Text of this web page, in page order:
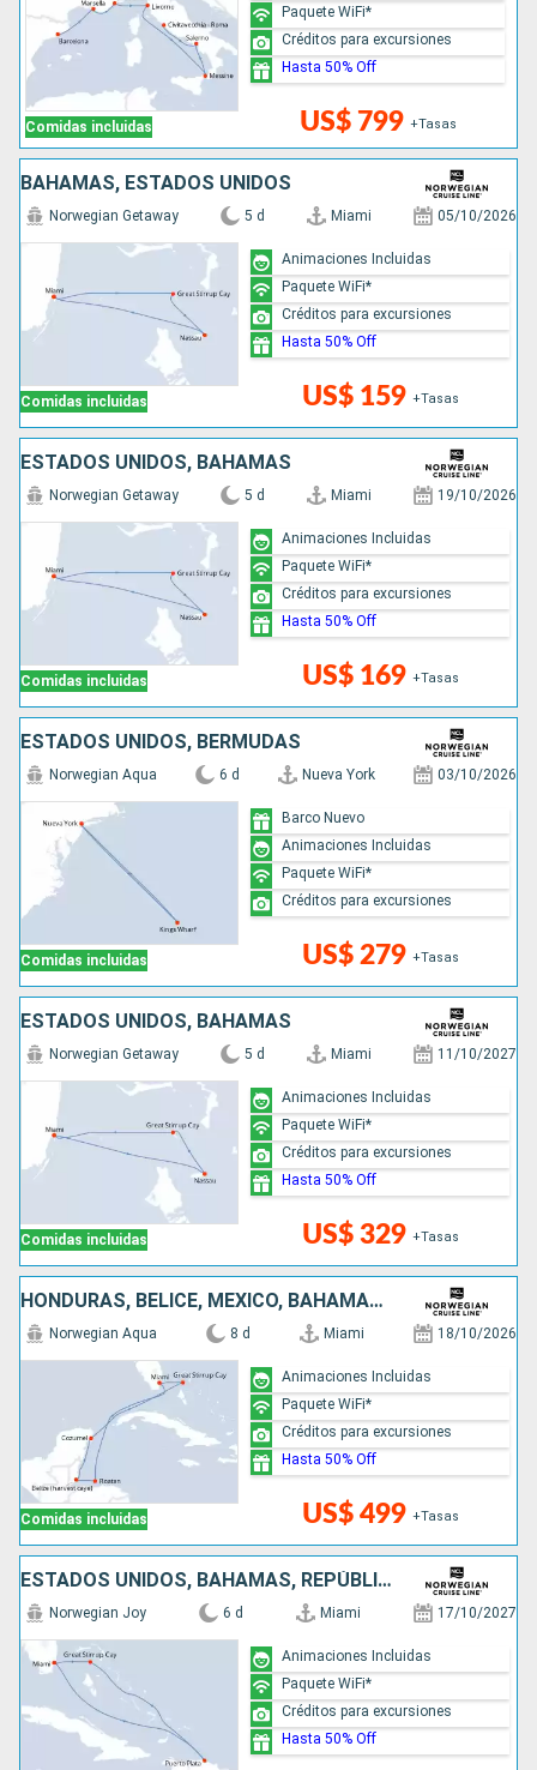
Comidas incluidas US$ 799 +Tasas
Paquete WiFi*
Créditos para excursiones
Hasta 50% Off
BAHAMAS, ESTADOS UNIDOS
Comidas incluidas
Norwegian Getaway 5 d Miami 05/10/2026
US$ 159 +Tasas
Animaciones Incluidas
Paquete WiFi*
Créditos para excursiones
Hasta 50% Off
ESTADOS UNIDOS, BAHAMAS
Comidas incluidas
Norwegian Getaway 5 d Miami 19/10/2026
US$ 169 +Tasas
Animaciones Incluidas
Paquete WiFi*
Créditos para excursiones
Hasta 50% Off
ESTADOS UNIDOS, BERMUDAS
Comidas incluidas
Norwegian Aqua 6 d Nueva York 03/10/2026
US$ 279 +Tasas
Barco Nuevo
Animaciones Incluidas
Paquete WiFi*
Créditos para excursiones
ESTADOS UNIDOS, BAHAMAS
Comidas incluidas
Norwegian Getaway 5 d Miami 11/10/2027
US$ 329 +Tasas
Animaciones Incluidas
Paquete WiFi*
Créditos para excursiones
Hasta 50% Off
HONDURAS, BELICE, MÉXICO, BAHAMAS, ESTADOS UNIDOS
Comidas incluidas
Norwegian Aqua 8 d Miami 18/10/2026
US$ 499 +Tasas
Animaciones Incluidas
Paquete WiFi*
Créditos para excursiones
Hasta 50% Off
ESTADOS UNIDOS, BAHAMAS, REPÚBLICA DOMINICANA
Norwegian Joy 6 d Miami 17/10/2027
Animaciones Incluidas
Paquete WiFi*
Créditos para excursiones
Hasta 50% Off